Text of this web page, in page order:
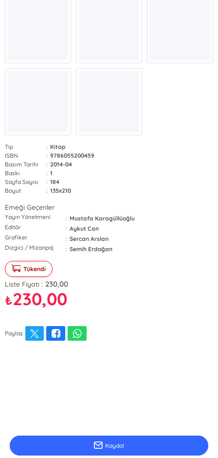
Tip : Kitap
ISBN
: 9786055200459
Basım Tarihi
: 2014-04
Baskı
: 1
Sayfa Sayısı
: 184
Boyut
: 135x210
Emeği Geçenler
Yayın Yönetmeni : Mustafa Karagüllüoğlu
Editör
: Aykut Can
Grafiker
: Sercan Arslan
Dizgici / Mizanpaj
: Semih Erdoğan
Tükendi
Liste Fiyatı : 230,00
₺230,00
Paylaş
Kaydol